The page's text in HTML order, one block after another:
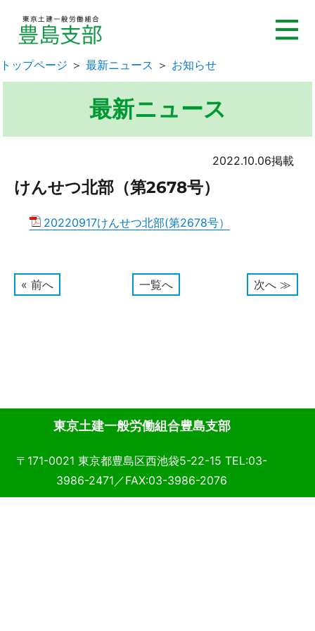
トップページ ＞ 最新ニュース ＞ お知らせ
最新ニュース
2022.10.06掲載
けんせつ北部（第2678号）
20220917けんせつ北部(第2678号）
« 前へ 一覧へ 次へ ≫
東京土建一般労働組合豊島支部
〒171-0021 東京都豊島区西池袋5-22-15 TEL:03-
3986-2471／FAX:03-3986-2076